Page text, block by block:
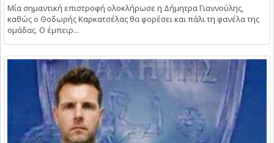
Μία σημαντική επιστροφή ολοκλήρωσε η Δήμητρα Γιαννούλης,
καθώς ο Θοδωρής Καρκατσέλας θα φορέσει και πάλι τη φανέλα της
ομάδας. Ο έμπειρ...